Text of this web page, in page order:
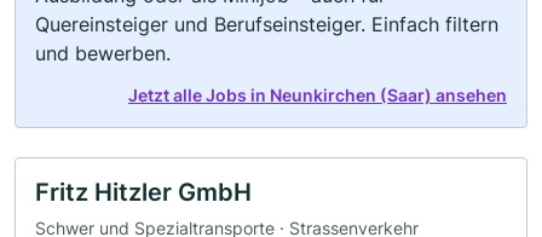
Quereinsteiger und Berufseinsteiger. Einfach filtern
und bewerben.
Jetzt alle Jobs in Neunkirchen (Saar) ansehen
Fritz Hitzler GmbH
Schwer und Spezialtransporte · Strassenverkehr